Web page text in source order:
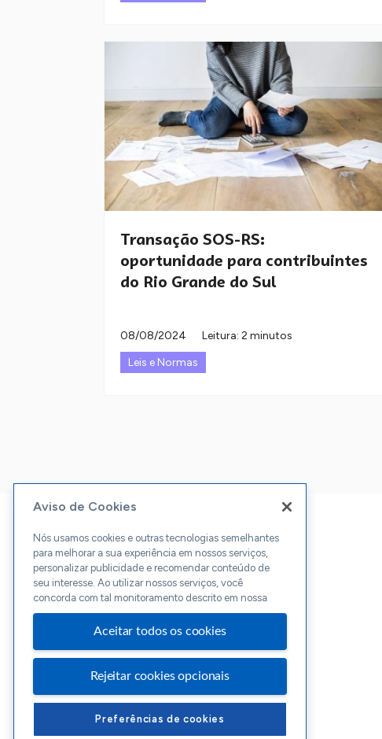
Transação SOS-RS:
oportunidade para contribuintes
do Rio Grande do Sul
08/08/2024
Leitura: 2 minutos
Leis e Normas
Aviso de Cookies
Nós usamos cookies e outras tecnologias semelhantes
para melhorar a sua experiência em nossos serviços,
personalizar publicidade e recomendar conteúdo de
seu interesse. Ao utilizar nossos serviços, você
concorda com tal monitoramento descrito em nossa
Aceitar todos os cookies
Rejeitar cookies opcionais
Preferências de cookies